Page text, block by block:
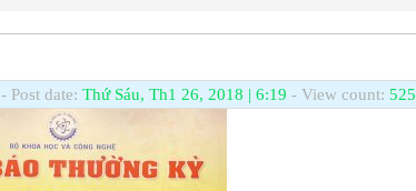
- Post date: Thứ Sáu, Th1 26, 2018 | 6:19 - View count: 525